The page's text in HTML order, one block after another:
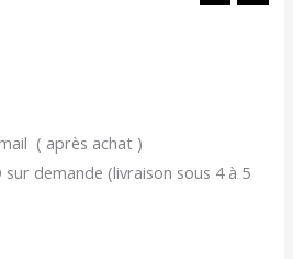
( après achat )
demande (livraison sous 4 à 5